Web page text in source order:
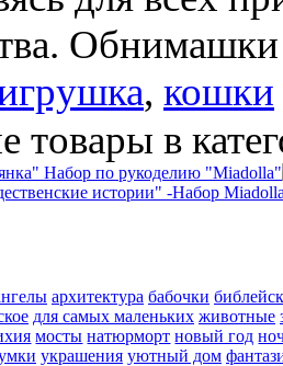
Обнимашки
, кошки
товары в
архитектура бабочки
для самых маленьких животные
мосты натюрморт новый год
украшения уютный дом